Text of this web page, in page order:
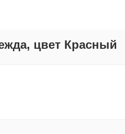
цвет Красный